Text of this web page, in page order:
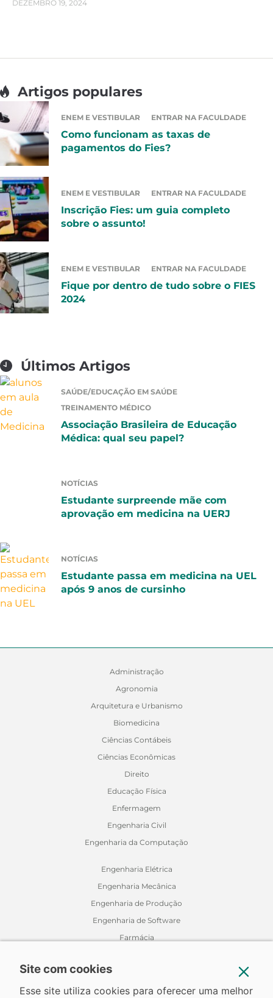
DEZEMBRO 19, 2024
Artigos populares
ENEM E VESTIBULAR ENTRAR NA FACULDADE
Como funcionam as taxas de
pagamentos do Fies?
ENEM E VESTIBULAR ENTRAR NA FACULDADE
Inscrição Fies: um guia completo
sobre o assunto!
ENEM E VESTIBULAR ENTRAR NA FACULDADE
Fique por dentro de tudo sobre o FIES
2024
Últimos Artigos
SAÚDE/EDUCAÇÃO EM SAÚDE
TREINAMENTO MÉDICO
Associação Brasileira de Educação
Médica: qual seu papel?
NOTÍCIAS
Estudante surpreende mãe com
aprovação em medicina na UERJ
NOTÍCIAS
Estudante passa em medicina na UEL
após 9 anos de cursinho
Administração
Agronomia
Arquitetura e Urbanismo
Biomedicina
Ciências Contábeis
Ciências Econômicas
Direito
Educação Física
Enfermagem
Engenharia Civil
Engenharia da Computação
Engenharia Elétrica
Engenharia Mecânica
Engenharia de Produção
Engenharia de Software
Farmácia
Medicina Veterinária
Site com cookies
Esse site utiliza cookies para oferecer uma melhor